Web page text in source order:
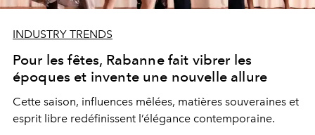
INDUSTRY TRENDS
Pour les fêtes, Rabanne fait vibrer les
époques et invente une nouvelle allure
Cette saison, influences mêlées, matières souveraines et
esprit libre redéfinissent l’élégance contemporaine.